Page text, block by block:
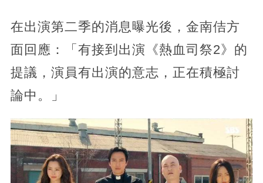
在出演第二季的消息曝光後，金南佶方
面回應：「有接到出演《熱血司祭2》的
提議，演員有出演的意志，正在積極討
論中。」